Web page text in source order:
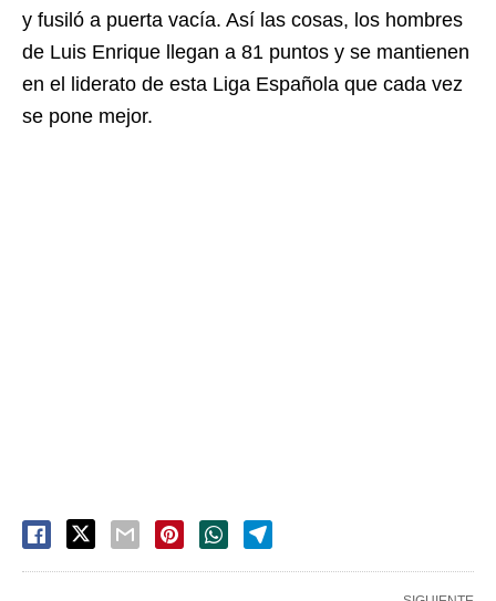
y fusiló a puerta vacía. Así las cosas, los hombres
de Luis Enrique llegan a 81 puntos y se mantienen
en el liderato de esta Liga Española que cada vez
se pone mejor.